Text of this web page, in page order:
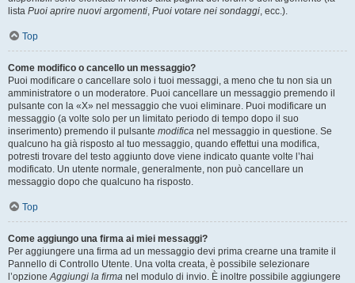
lista Puoi aprire nuovi argomenti, Puoi votare nei sondaggi, ecc.).
Top
Come modifico o cancello un messaggio?
Puoi modificare o cancellare solo i tuoi messaggi, a meno che tu non sia un
amministratore o un moderatore. Puoi cancellare un messaggio premendo il
pulsante con la «X» nel messaggio che vuoi eliminare. Puoi modificare un
messaggio (a volte solo per un limitato periodo di tempo dopo il suo
inserimento) premendo il pulsante modifica nel messaggio in questione. Se
qualcuno ha già risposto al tuo messaggio, quando effettui una modifica,
potresti trovare del testo aggiunto dove viene indicato quante volte l’hai
modificato. Un utente normale, generalmente, non può cancellare un
messaggio dopo che qualcuno ha risposto.
Top
Come aggiungo una firma ai miei messaggi?
Per aggiungere una firma ad un messaggio devi prima crearne una tramite il
Pannello di Controllo Utente. Una volta creata, è possibile selezionare
l’opzioneAggiungi la firma nel modulo di invio. È inoltre possibile aggiungere